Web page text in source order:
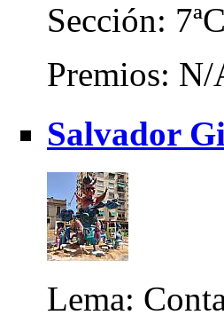
Sección:
Premios: N/
Salvador
Lema: